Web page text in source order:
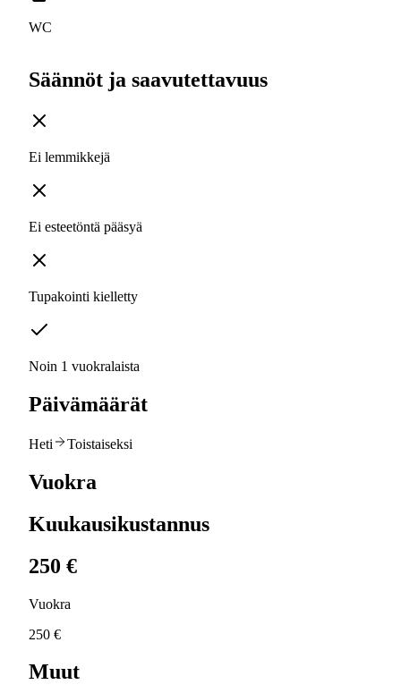
WC
Säännöt ja saavutettavuus
Ei lemmikkejä
Ei esteetöntä pääsyä
Tupakointi kielletty
Noin 1 vuokralaista
Päivämäärät
Heti Toistaiseksi
Vuokra
Kuukausikustannus
250 €
Vuokra
250 €
Muut